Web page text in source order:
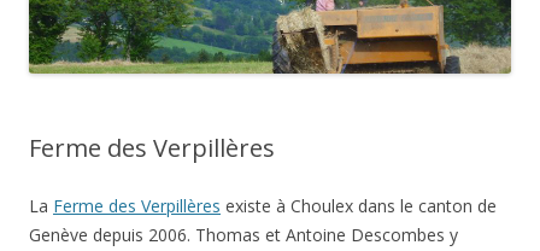
Ferme des Verpillères
La Ferme des Verpillères existe à Choulex dans le canton de
Genève depuis 2006. Thomas et Antoine Descombes y